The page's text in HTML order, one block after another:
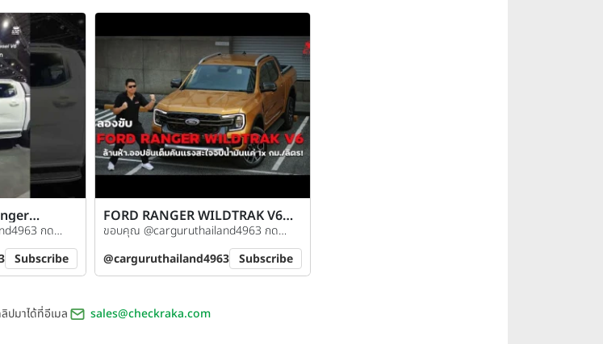
นงาน กด
Subscribe
FORD RANGER WILDTRAK V6
ล้านห้า.ออปชันเต็มคันแรงสะใจจิบ
ขอบคุณ @carguruthailand4963 กด
@carguruthailand4963 Subscribe
ปมาได้ที่อีเมล sales@checkraka.com